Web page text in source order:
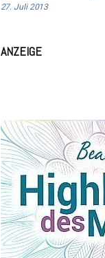
27. Juli 2013
ANZEIGE